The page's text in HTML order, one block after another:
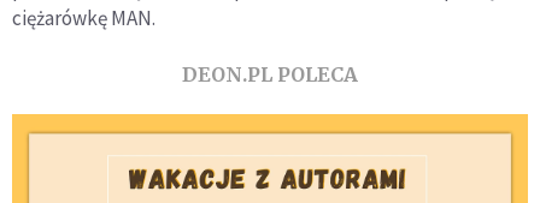
ciężarówkę MAN.
DEON.PL POLECA